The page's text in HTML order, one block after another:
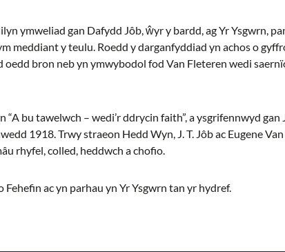
ymweliad gan Dafydd Jôb, ŵyr y bardd, ag Yr Ysgwrn,
meddiant y teulu. Roedd y darganfyddiad yn achos o
oedd bron neb yn ymwybodol fod Van Fleteren wedi
“A bu tawelwch – wedi’r ddrycin faith”, a ysgrifennwyd gan
1918. Trwy straeon Hedd Wyn, J. T. Jôb ac Eugene
rhyfel, colled, heddwch a chofio.
ac yn parhau yn Yr Ysgwrn tan yr hydref.